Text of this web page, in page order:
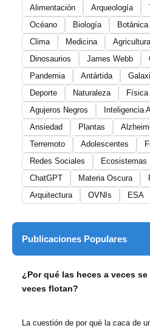
Alimentación
Arqueología
Océano
Biología Botánica
Clima
Medicina Agricultura
Dinosaurios
James Webb
Pandemia
Antártida
Deporte
Naturaleza Física
Agujeros Negros
Inteligencia
Ansiedad
Plantas
Terremoto
Adolescentes
Redes Sociales
Ecosistemas
ChatGPT
Materia Oscura
Arquitectura
OVNIs ESA
Publicaciones Populares
¿Por qué las heces a veces
veces flotan?
La cuestión de por qué la caca de